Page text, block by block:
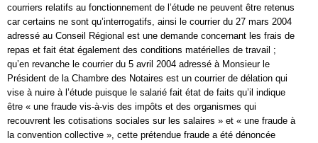
courriers relatifs au fonctionnement de l’étude ne peuvent être retenus
car certains ne sont qu’interrogatifs, ainsi le courrier du 27 mars 2004
adressé au Conseil Régional est une demande concernant les frais de
repas et fait état également des conditions matérielles de travail ;
qu’en revanche le courrier du 5 avril 2004 adressé à Monsieur le
Président de la Chambre des Notaires est un courrier de délation qui
vise à nuire à l’étude puisque le salarié fait état de faits qu’il indique
être « une fraude vis-à-vis des impôts et des organismes qui
recouvrent les cotisations sociales sur les salaires » et « une fraude à
la convention collective », cette prétendue fraude a été dénoncée